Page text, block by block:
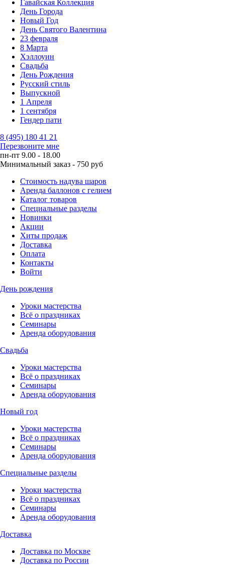
Гавайская Коллекция
День Города
Новый Год
День Святого Валентина
23 февраля
8 Марта
Хэллоуин
Свадьба
День Рождения
Русский стиль
Выпускной
1 Апреля
1 сентября
Гендер пати
8 (495) 180 41 21
Перезвоните мне
пн-пт 9.00 - 18.00
Минимальный заказ - 750 руб
Стоимость надува шаров
Аренда баллонов с гелием
Каталог товаров
Специальные разделы
Новинки
Акции
Хиты продаж
Доставка
Оплата
Контакты
Войти
День рождения
Уроки мастерства
Всё о праздниках
Семинары
Аренда оборудования
Свадьба
Уроки мастерства
Всё о праздниках
Семинары
Аренда оборудования
Новый год
Уроки мастерства
Всё о праздниках
Семинары
Аренда оборудования
Специальные разделы
Уроки мастерства
Всё о праздниках
Семинары
Аренда оборудования
Доставка
Доставка по Москве
Доставка по России